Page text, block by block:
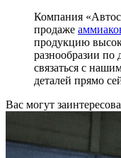
Компания
продаже
продукцию
разнообразии
связаться с
деталей прямо
Вас могут